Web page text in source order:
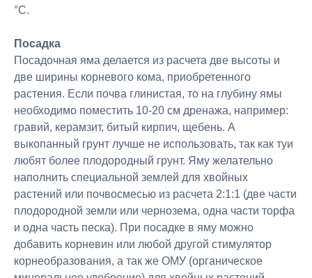
°C.
Посадка
Посадочная яма делается из расчета две высоты и
две ширины корневого кома, приобретенного
растения. Если почва глинистая, то на глубину ямы
необходимо поместить 10-20 см дренажа, например:
гравий, керамзит, битый кирпич, щебень. А
выкопанный грунт лучше не использовать, так как туи
любят более плодородный грунт. Яму желательно
наполнить специальной землей для хвойных
растений или почвосмесью из расчета 2:1:1 (две части
плодородной земли или чернозема, одна части торфа
и одна часть песка). При посадке в яму можно
добавить корневин или любой другой стимулятор
корнеобразования, а так же ОМУ (органическое